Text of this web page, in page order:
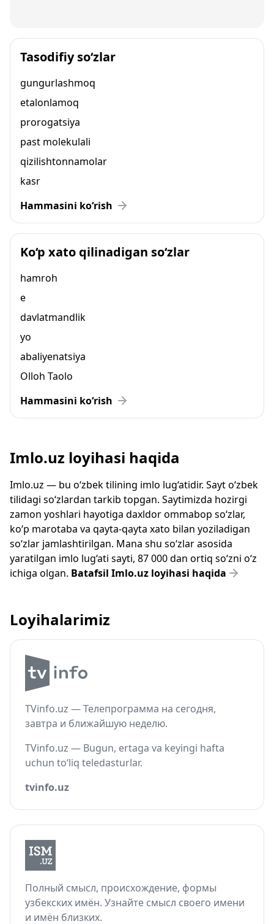
Tasodifiy so‘zlar
gungurlashmoq
etalonlamoq
prorogatsiya
past molekulali
qizilishtonnamolar
kasr
Hammasini ko‘rish
Ko‘p xato qilinadigan so‘zlar
hamroh
e
davlatmandlik
yo
abaliyenatsiya
Olloh Taolo
Hammasini ko‘rish
Imlo.uz loyihasi haqida
Imlo.uz — bu o‘zbek tilining imlo lug‘atidir. Sayt o‘zbek
tilidagi so‘zlardan tarkib topgan. Saytimizda hozirgi
zamon yoshlari hayotiga daxldor ommabop so‘zlar,
ko‘p marotaba va qayta-qayta xato bilan yoziladigan
so‘zlar jamlashtirilgan. Mana shu so‘zlar asosida
yaratilgan imlo lug‘ati sayti, 87 000 dan ortiq so‘zni o‘z
ichiga olgan. Batafsil Imlo.uz loyihasi haqida
Loyihalarimiz
TVinfo.uz — Телепрограмма на сегодня,
завтра и ближайшую неделю.
TVinfo.uz — Bugun, ertaga va keyingi hafta
uchun to‘liq teledasturlar.
tvinfo.uz
Полный смысл, происхождение, формы
узбекских имён. Узнайте смысл своего имени
и имён близких.